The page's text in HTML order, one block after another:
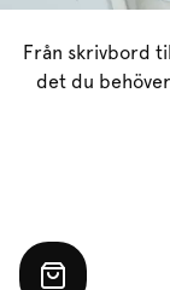
Från skrivbord
det du